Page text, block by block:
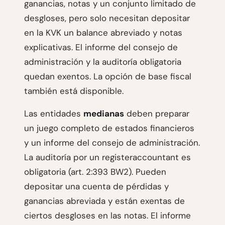
ganancias, notas y un conjunto limitado de
desgloses, pero solo necesitan depositar
en la KVK un balance abreviado y notas
explicativas. El informe del consejo de
administración y la auditoría obligatoria
quedan exentos. La opción de base fiscal
también está disponible.
Las entidades medianas deben preparar
un juego completo de estados financieros
y un informe del consejo de administración.
La auditoría por un registeraccountant es
obligatoria (art. 2:393 BW2). Pueden
depositar una cuenta de pérdidas y
ganancias abreviada y están exentas de
ciertos desgloses en las notas. El informe